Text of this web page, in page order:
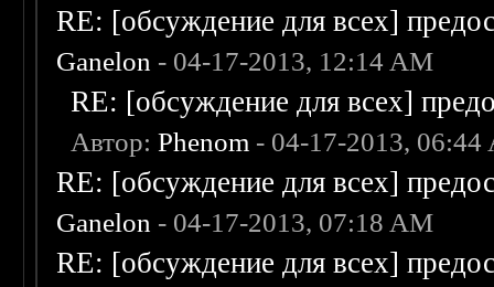
RE: [обсуждение для всех]
Ganelon - 04-17-2013, 12:14 AM
RE: [обсуждение для всех]
Автор:Phenom - 04-17-2013, 06:44
RE: [обсуждение для всех]
Ganelon - 04-17-2013, 07:18 AM
RE: [обсуждение для всех]